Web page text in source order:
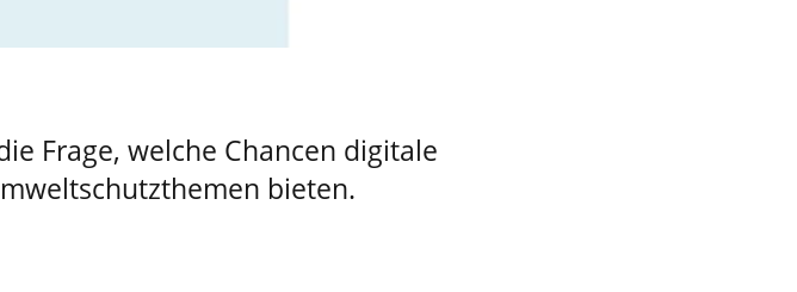
Frage, welche Chancen digitale
bieten.